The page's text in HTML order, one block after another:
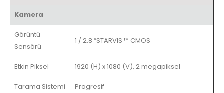
Kamera
Görüntü
Sensörü
1 / 2.8 “STARVIS ™ CMOS
Etkin Piksel 1920 (H) x 1080 (V), 2 megapiksel
Tarama Sistemi Progresif